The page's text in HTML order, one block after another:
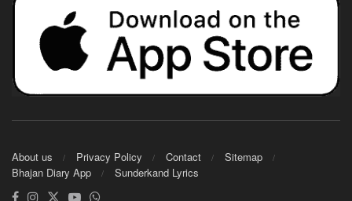
About us Privacy Policy Contact
Sitemap
Bhajan Diary App
Sunderkand Lyrics